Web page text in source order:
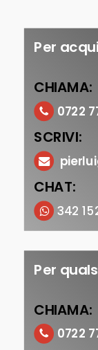
Per
CHIAMA:
0722
SCRIVI:
CHAT:
342
Per
CHIAMA:
0722